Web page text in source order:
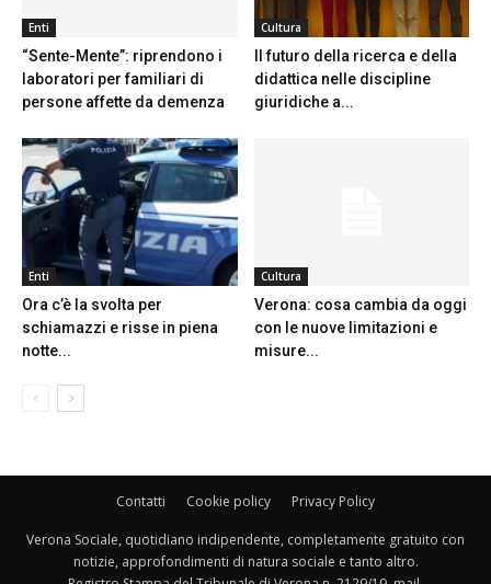
Enti
“Sente-Mente”: riprendono i
laboratori per familiari di
persone affette da demenza
Cultura
Il futuro della ricerca e della
didattica nelle discipline
giuridiche a...
Enti
Ora c’è la svolta per
schiamazzi e risse in piena
notte...
Cultura
Verona: cosa cambia da oggi
con le nuove limitazioni e
misure...
Contatti Cookie policy Privacy Policy
Verona Sociale, quotidiano indipendente, completamente gratuito con
notizie, approfondimenti di natura sociale e tanto altro.